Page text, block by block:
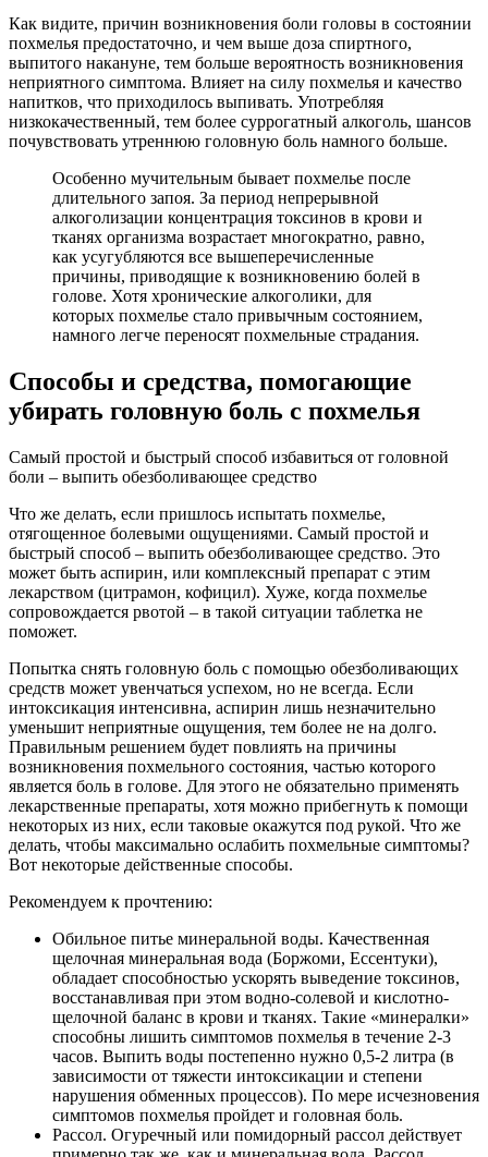
Как видите, причин возникновения боли головы в состоянии
похмелья предостаточно, и чем выше доза спиртного,
выпитого накануне, тем больше вероятность возникновения
неприятного симптома. Влияет на силу похмелья и качество
напитков, что приходилось выпивать. Употребляя
низкокачественный, тем более суррогатный алкоголь, шансов
почувствовать утреннюю головную боль намного больше.
Особенно мучительным бывает похмелье после
длительного запоя. За период непрерывной
алкоголизации концентрация токсинов в крови и
тканях организма возрастает многократно, равно,
как усугубляются все вышеперечисленные
причины, приводящие к возникновению болей в
голове. Хотя хронические алкоголики, для
которых похмелье стало привычным состоянием,
намного легче переносят похмельные страдания.
Способы и средства, помогающие
убирать головную боль с похмелья
Самый простой и быстрый способ избавиться от головной
боли – выпить обезболивающее средство
Что же делать, если пришлось испытать похмелье,
отягощенное болевыми ощущениями. Самый простой и
быстрый способ – выпить обезболивающее средство. Это
может быть аспирин, или комплексный препарат с этим
лекарством (цитрамон, кофицил). Хуже, когда похмелье
сопровождается рвотой – в такой ситуации таблетка не
поможет.
Попытка снять головную боль с помощью обезболивающих
средств может увенчаться успехом, но не всегда. Если
интоксикация интенсивна, аспирин лишь незначительно
уменьшит неприятные ощущения, тем более не на долго.
Правильным решением будет повлиять на причины
возникновения похмельного состояния, частью которого
является боль в голове. Для этого не обязательно применять
лекарственные препараты, хотя можно прибегнуть к помощи
некоторых из них, если таковые окажутся под рукой. Что же
делать, чтобы максимально ослабить похмельные симптомы?
Вот некоторые действенные способы.
Рекомендуем к прочтению:
Обильное питье минеральной воды. Качественная
щелочная минеральная вода (Боржоми, Ессентуки),
обладает способностью ускорять выведение токсинов,
восстанавливая при этом водно-солевой и кислотно-
щелочной баланс в крови и тканях. Такие «минералки»
способны лишить симптомов похмелья в течение 2-3
часов. Выпить воды постепенно нужно 0,5-2 литра (в
зависимости от тяжести интоксикации и степени
нарушения обменных процессов). По мере исчезновения
симптомов похмелья пройдет и головная боль.
Рассол. Огуречный или помидорный рассол действует